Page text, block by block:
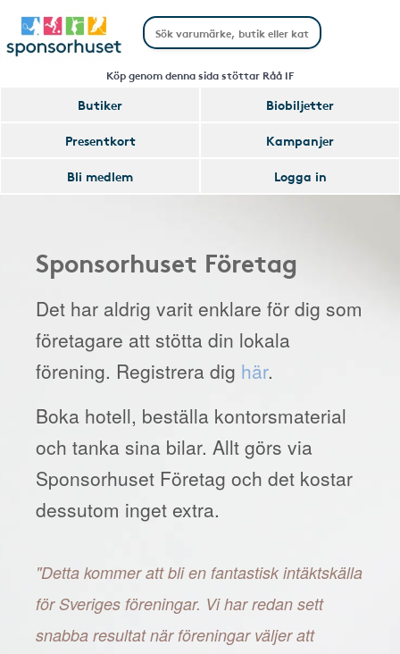
Köp genom denna sida stöttar Råå IF
Butiker
Biobiljetter
Presentkort
Kampanjer
Bli medlem
Logga in
Sponsorhuset Företag
Det har aldrig varit enklare för dig som
företagare att stötta din lokala
förening. Registrera dig här.
Boka hotell, beställa kontorsmaterial
och tanka sina bilar. Allt görs via
Sponsorhuset Företag och det kostar
dessutom inget extra.
"Detta kommer att bli en fantastisk intäktskälla
för Sveriges föreningar. Vi har redan sett
snabba resultat när föreningar väljer att